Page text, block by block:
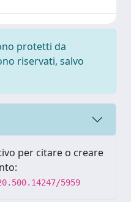
protetti da
riservati, salvo
per citare o creare
5959